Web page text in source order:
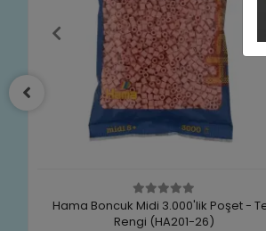
Hama Boncuk Midi 3.000’lik poşet -
Renkler (HA201-51)